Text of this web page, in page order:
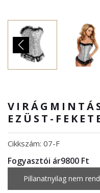
EZÜST-
Cikkszám: 07-F
Fogyasztói ár9800 Ft